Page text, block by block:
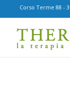
Corso Terme 88 -